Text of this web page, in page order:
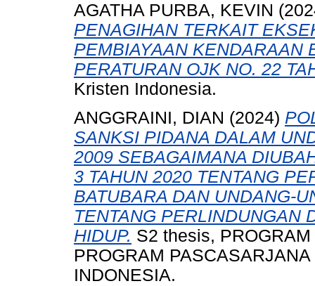
AGATHA PURBA, KEVIN
PENAGIHAN TERKAIT
PEMBIAYAAN KENDARAAN
PERATURAN OJK NO. 22
Kristen Indonesia.
ANGGRAINI, DIAN (2024)
SANKSI PIDANA DALAM
2009 SEBAGAIMANA
3 TAHUN 2020 TENTANG
BATUBARA DAN UNDANG-
TENTANG PERLINDUNGAN
HIDUP. S2 thesis,
PROGRAM
INDONESIA.